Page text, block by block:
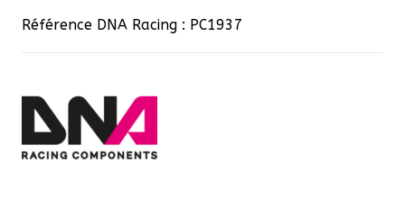
Référence DNA Racing : PC1937